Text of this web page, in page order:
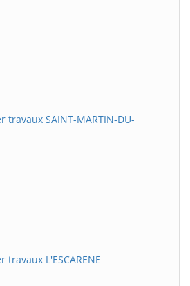
travaux SAINT-MARTIN-DU-
L'ESCARENE